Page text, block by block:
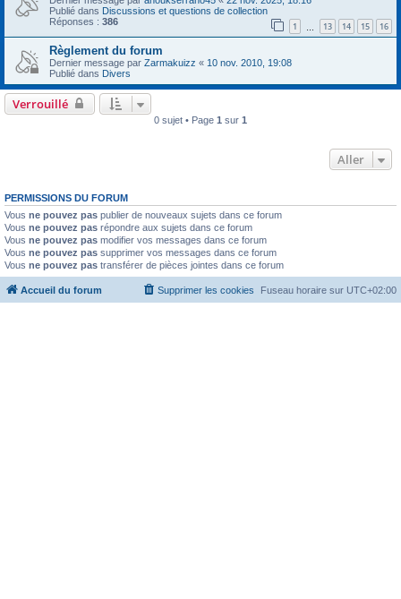
Publié dans Discussions et questions de collection
Réponses : 386 1 13 14 15 16
Règlement du forum
Dernier message par Zarmakuizz « 10 nov. 2010, 19:08
Publié dans Divers
Verrouillé
0 sujet • Page 1 sur 1
Aller
PERMISSIONS DU FORUM
Vous ne pouvez pas publier de nouveaux sujets dans ce forum
Vous ne pouvez pas répondre aux sujets dans ce forum
Vous ne pouvez pas modifier vos messages dans ce forum
Vous ne pouvez pas supprimer vos messages dans ce forum
Vous ne pouvez pas transférer de pièces jointes dans ce forum
Accueil du forum Fuseau horaire sur UTC+02:00
Supprimer les cookies